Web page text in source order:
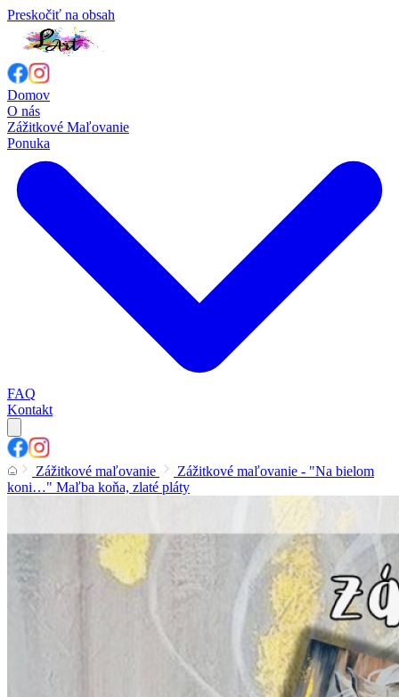
Preskočiť na obsah
Domov
O nás
Zážitkové Maľovanie
Ponuka
FAQ
Kontakt
Zážitkové maľovanie
Zážitkové maľovanie - "Na bielom
koni…" Maľba koňa, zlaté pláty